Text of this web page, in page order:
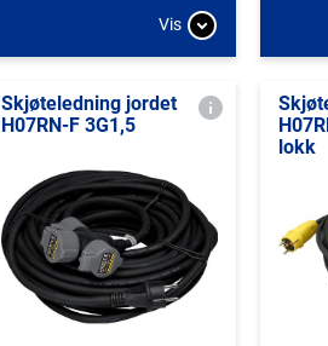
Vis
Skjøteledning jordet
H07RN-F 3G1,5
lokk